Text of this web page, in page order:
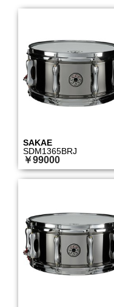
SAKAE
SDM1365BRJ
￥99000